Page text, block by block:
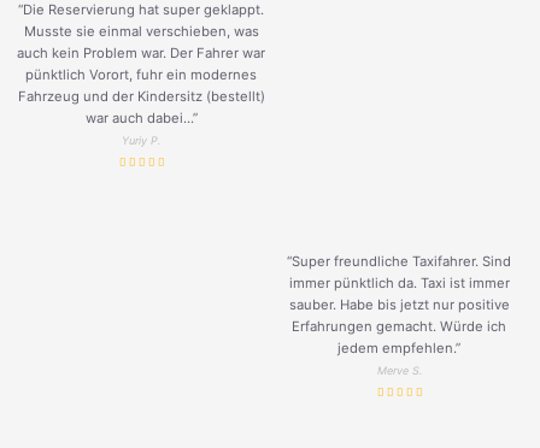
“Die Reservierung hat super geklappt.
Musste sie einmal verschieben, was
auch kein Problem war. Der Fahrer war
pünktlich Vorort, fuhr ein modernes
Fahrzeug und der Kindersitz (bestellt)
war auch dabei...”
Yuriy P.
“Super freundliche Taxifahrer. Sind
immer pünktlich da. Taxi ist immer
sauber. Habe bis jetzt nur positive
Erfahrungen gemacht. Würde ich
jedem empfehlen.”
Merve S.